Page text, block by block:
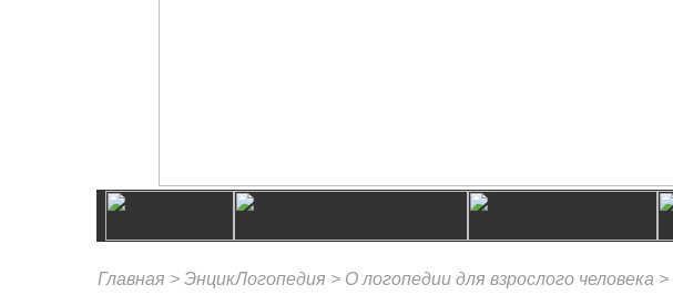
Главная > ЭнцикЛогопедия > О логопедии для взрослого человека >